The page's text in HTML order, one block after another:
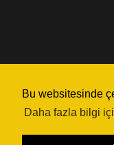
Bu websitesinde
Daha fazla bilgi
Rekreasyon